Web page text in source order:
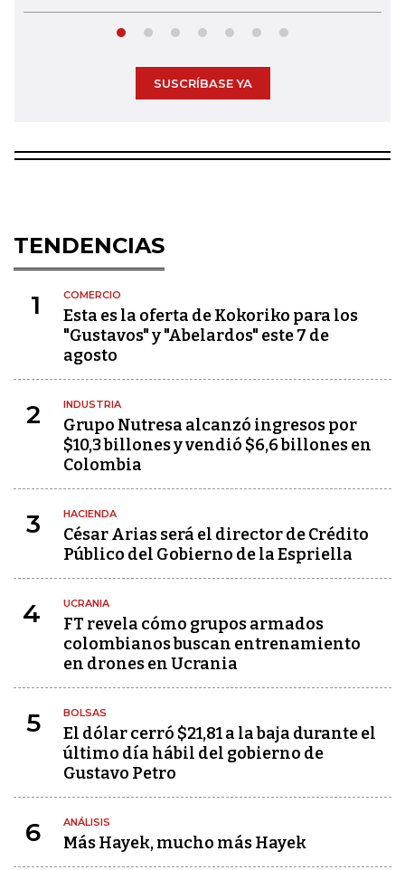
SUSCRÍBASE YA
TENDENCIAS
1 COMERCIO
Esta es la oferta de Kokoriko para los
"Gustavos" y "Abelardos" este 7 de
agosto
2 INDUSTRIA
Grupo Nutresa alcanzó ingresos por
$10,3 billones y vendió $6,6 billones en
Colombia
3 HACIENDA
César Arias será el director de Crédito
Público del Gobierno de la Espriella
4 UCRANIA
FT revela cómo grupos armados
colombianos buscan entrenamiento
en drones en Ucrania
5 BOLSAS
El dólar cerró $21,81 a la baja durante el
último día hábil del gobierno de
Gustavo Petro
6 ANÁLISIS
Más Hayek, mucho más Hayek